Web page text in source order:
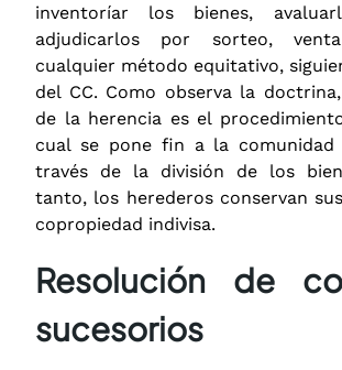
inventoríar los bienes,
adjudicarlos por sorteo,
cualquier método equitativo,
del CC. Como observa la
de la herencia es el
cual se pone fin a la comunidad
través de la división de los
tanto, los herederos conservan
copropiedad indivisa.
Resolución de
sucesorios